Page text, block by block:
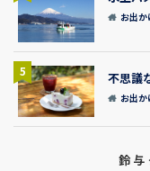
お出
5 不思議
お出
鈴